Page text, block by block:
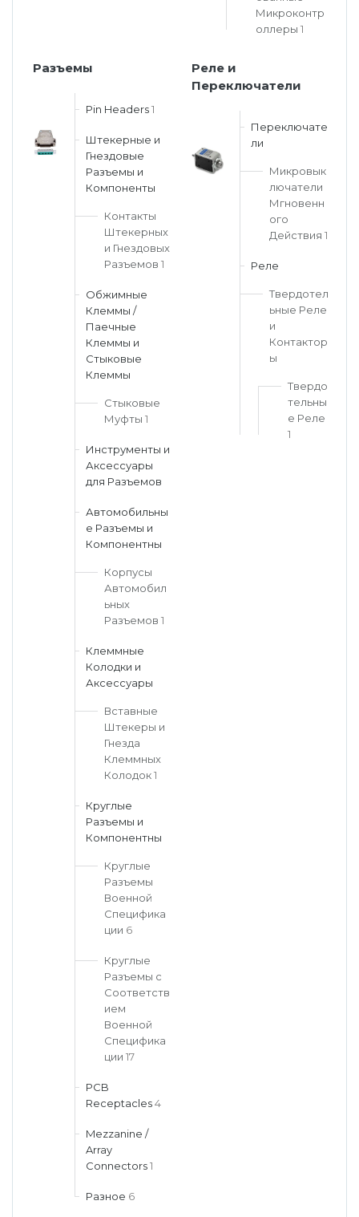
Микроконтр
оллеры 1
Разъемы
Pin Headers 1
Штекерные и
Гнездовые
Разъемы и
Компоненты
Контакты
Штекерных
и Гнездовых
Разъемов 1
Обжимные
Клеммы /
Паечные
Клеммы и
Стыковые
Клеммы
Стыковые
Муфты 1
Инструменты и
Аксессуары
для Разъемов
Автомобильны
е Разъемы и
Компонентны
Корпусы
Автомобил
ьных
Разъемов 1
Клеммные
Колодки и
Аксессуары
Вставные
Штекеры и
Гнезда
Клеммных
Колодок 1
Круглые
Разъемы и
Компонентны
Круглые
Разъемы
Военной
Специфика
ции 6
Круглые
Разъемы с
Соответств
ием
Военной
Специфика
ции 17
PCB
Receptacles 4
Mezzanine /
Array
Connectors 1
Разное 6
Реле и
Переключатели
Переключате
ли
Микровык
лючатели
Мгновенн
ого
Действия 1
Реле
Твердотел
ьные Реле
и
Контактор
ы
Твердо
тельны
е Реле
1